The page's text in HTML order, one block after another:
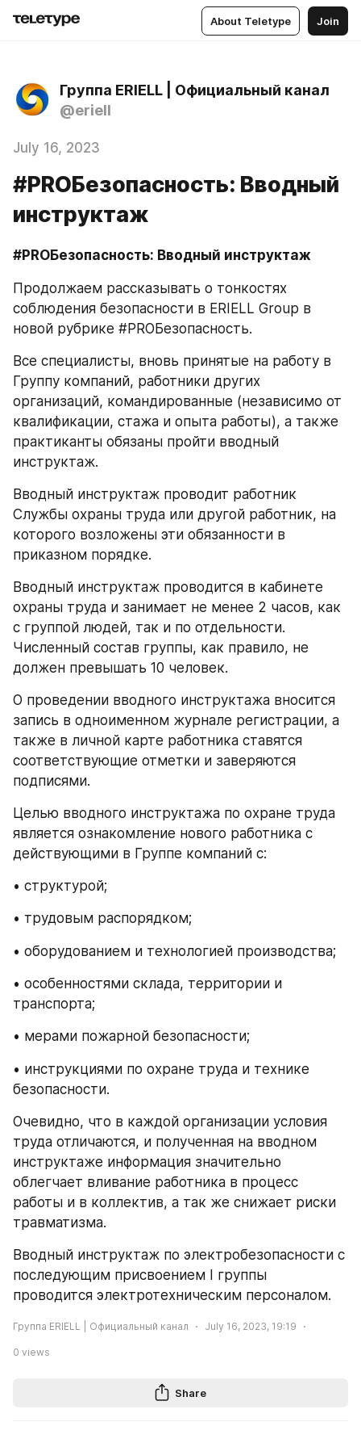
About Teletype Join
Группа ERIELL | Официальный канал
@eriell
July 16, 2023
#PROБезопасность: Вводный
инструктаж
#PROБезопасность: Вводный инструктаж
Продолжаем рассказывать о тонкостях
соблюдения безопасности в ERIELL Group в
новой рубрике #PROБезопасность.
Все специалисты, вновь принятые на работу в
Группу компаний, работники других
организаций, командированные (независимо от
квалификации, стажа и опыта работы), а также
практиканты обязаны пройти вводный
инструктаж.
Вводный инструктаж проводит работник
Службы охраны труда или другой работник, на
которого возложены эти обязанности в
приказном порядке.
Вводный инструктаж проводится в кабинете
охраны труда и занимает не менее 2 часов, как
с группой людей, так и по отдельности.
Численный состав группы, как правило, не
должен превышать 10 человек.
О проведении вводного инструктажа вносится
запись в одноименном журнале регистрации, а
также в личной карте работника ставятся
соответствующие отметки и заверяются
подписями.
Целью вводного инструктажа по охране труда
является ознакомление нового работника с
действующими в Группе компаний с:
• структурой;
• трудовым распорядком;
• оборудованием и технологией производства;
• особенностями склада, территории и
транспорта;
• мерами пожарной безопасности;
• инструкциями по охране труда и технике
безопасности.
Очевидно, что в каждой организации условия
труда отличаются, и полученная на вводном
инструктаже информация значительно
облегчает вливание работника в процесс
работы и в коллектив, а так же снижает риски
травматизма.
Вводный инструктаж по электробезопасности с
последующим присвоением I группы
проводится электротехническим персоналом.
Группа ERIELL | Официальный канал July 16, 2023, 19:19
0 views
Share